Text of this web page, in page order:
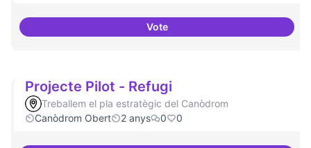
VoteExperiments delirants que ho
Projecte Pilot - Refugi
Treballem el pla estratègic del Canòdrom
Canòdrom Obert
2 anys 0 0